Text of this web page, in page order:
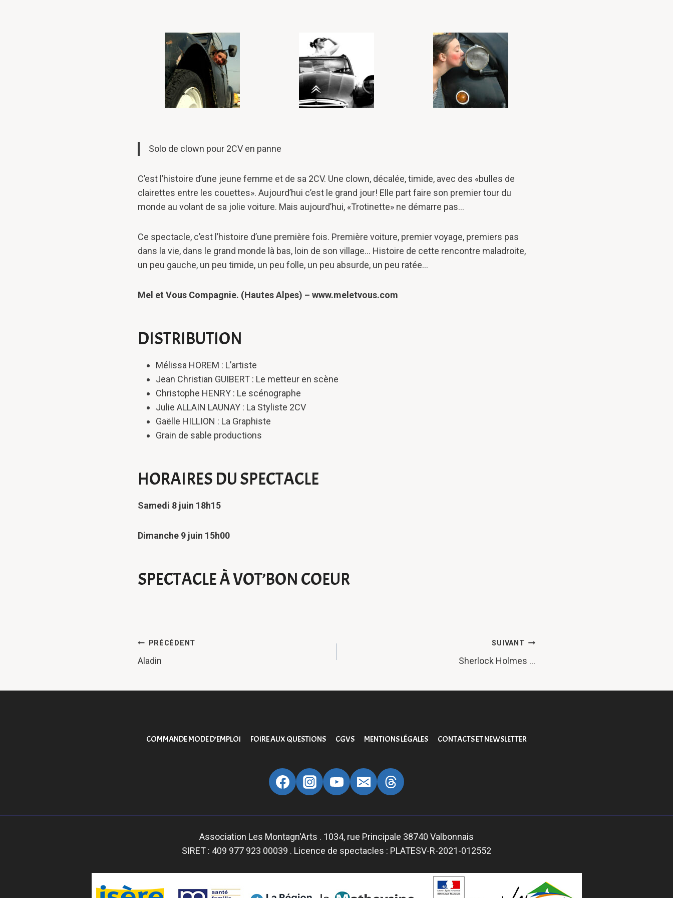
Solo de clown pour 2CV en panne
C’est l’histoire d’une jeune femme et de sa 2CV. Une clown, décalée, timide, avec des «bulles de
clairettes entre les couettes». Aujourd’hui c’est le grand jour! Elle part faire son premier tour du
monde au volant de sa jolie voiture. Mais aujourd’hui, «Trotinette» ne démarre pas…
Ce spectacle, c’est l’histoire d’une première fois. Première voiture, premier voyage, premiers pas
dans la vie, dans le grand monde là bas, loin de son village… Histoire de cette rencontre maladroite,
un peu gauche, un peu timide, un peu folle, un peu absurde, un peu ratée…
Mel et Vous Compagnie. (Hautes Alpes) – www.meletvous.com
DISTRIBUTION
Mélissa HOREM : L’artiste
Jean Christian GUIBERT : Le metteur en scène
Christophe HENRY : Le scénographe
Julie ALLAIN LAUNAY : La Styliste 2CV
Gaëlle HILLION : La Graphiste
Grain de sable productions
HORAIRES DU SPECTACLE
Samedi 8 juin 18h15
Dimanche 9 juin 15h00
SPECTACLE À VOT’BON COEUR
NAVIGATION
PRÉCÉDENT
Aladin
SUIVANT
Sherlock Holmes …
COMMANDE MODE D’EMPLOI FOIRE AUX QUESTIONS CGVS MENTIONS LÉGALES CONTACTS ET NEWSLETTER
Association Les Montagn'Arts . 1034, rue Principale 38740 Valbonnais
SIRET : 409 977 923 00039 . Licence de spectacles : PLATESV-R-2021-012552